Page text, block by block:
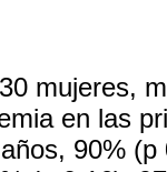
mujeres,
en las
90%